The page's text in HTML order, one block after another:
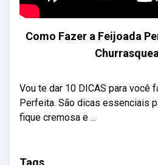
Como Fazer a Feijoada
Vou te dar 10 DICAS para você
Perfeita. São dicas essenciais
fique cremosa e ...
Tags